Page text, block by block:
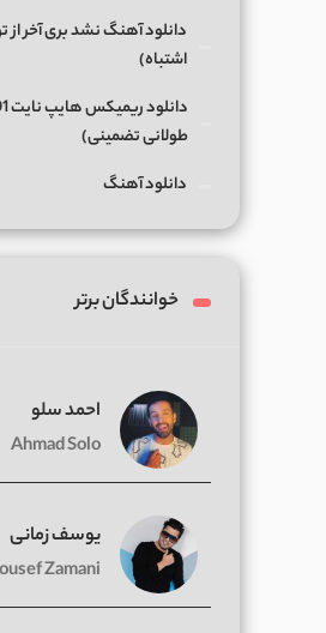
دانلود آهنگ نشد بری آخر
اشتباه)
طولانی تضمینی)
دانلود آهنگ
خوانندگان برتر
احمد سلو
Ahmad Solo
یوسف زمانی
Zamani